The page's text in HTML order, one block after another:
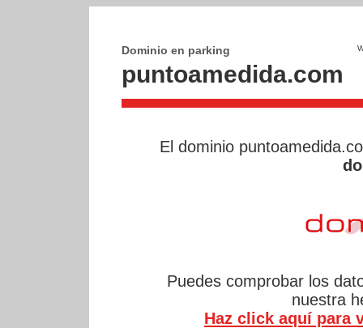
Dominio en parking
puntoamedida.com
El dominio
Puedes comprobar los
nuestra
Haz click aquí para